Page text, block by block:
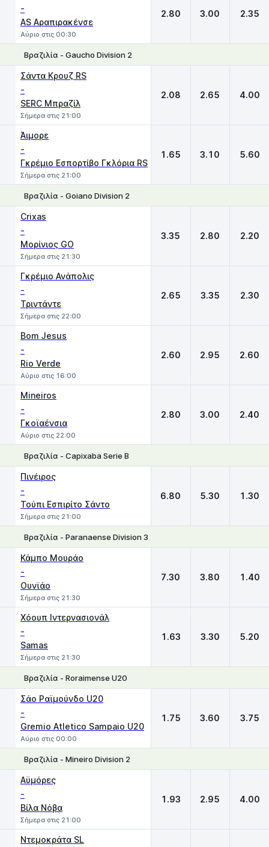
-
AS Αραπιρακένσε
Αύριο στις 00:30
2.80 3.00 2.35
Βραζιλία - Gaucho Division 2
Σάντα Κρουζ RS
-
SERC Μπραζίλ
Σήμερα στις 21:00
2.08 2.65 4.00
Άιμορε
-
Γκρέμιο Εσπορτίβο Γκλόρια RS
Σήμερα στις 21:00
1.65 3.10 5.60
Βραζιλία - Goiano Division 2
Crixas
-
Μορίνιος GO
Σήμερα στις 21:30
3.35 2.80 2.20
Γκρέμιο Ανάπολις
-
Τριντάντε
Σήμερα στις 22:00
2.65 3.35 2.30
Bom Jesus
-
Rio Verde
Αύριο στις 16:00
2.60 2.95 2.60
Mineiros
-
Γκοϊαένσια
Αύριο στις 22:00
2.80 3.00 2.40
Βραζιλία - Capixaba Serie B
Πινέιρος
-
Τούπι Εσπιρίτο Σάντο
Σήμερα στις 21:00
6.80 5.30 1.30
Βραζιλία - Paranaense Division 3
Κάμπο Μουράο
-
Ουνϊάο
Σήμερα στις 21:30
7.30 3.80 1.40
Χόουπ Ιντερνασιονάλ
-
Samas
Σήμερα στις 21:30
1.63 3.30 5.20
Βραζιλία - Roraimense U20
Σάο Ραϊμούνδο U20
-
Gremio Atletico Sampaio U20
Αύριο στις 00:00
1.75 3.60 3.75
Βραζιλία - Mineiro Division 2
Αϋμόρες
-
Βίλα Νόβα
Σήμερα στις 21:00
1.93 2.95 4.00
Ντεμοκράτα SL